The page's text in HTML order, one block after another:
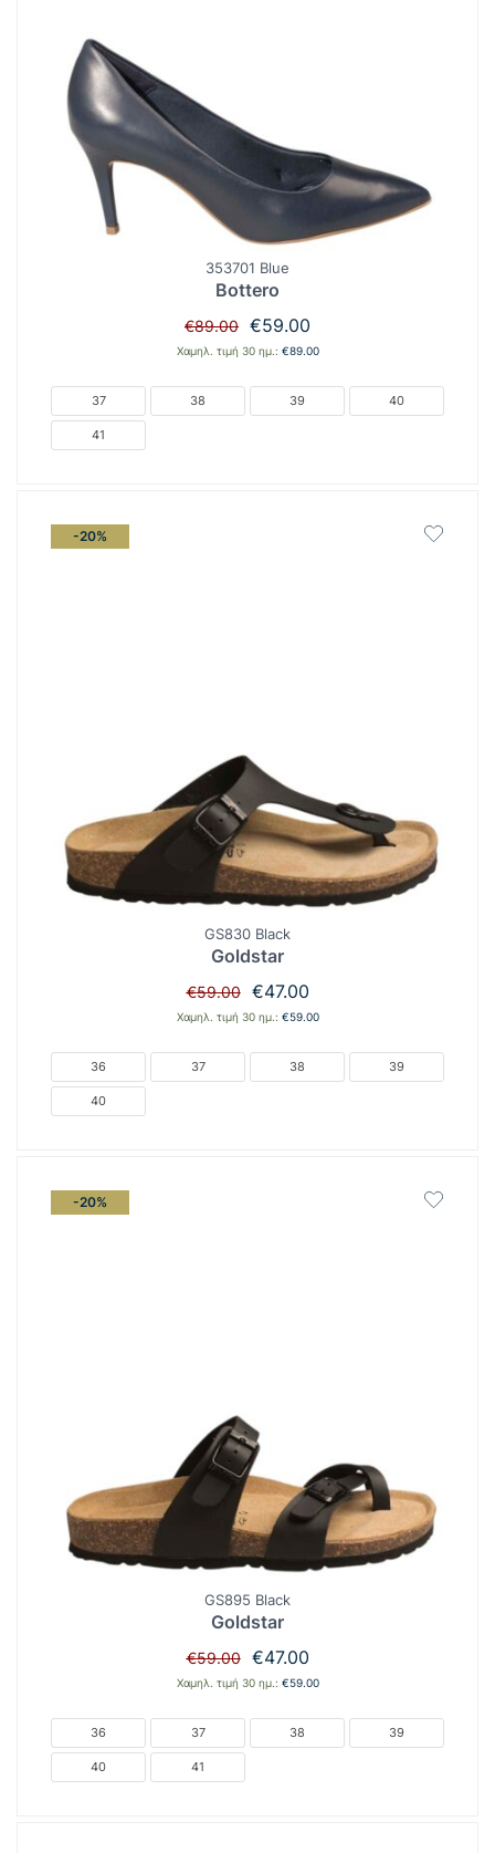
353701 Blue
Bottero
€89.00 Original
price
€89.00.
€59.00
τρέχουσα
€59.00.
Χαμηλ. τιμή 30 ημ.: €89.00
37 38 39 40
41
-20%
GS830 Black
Goldstar
€59.00
Original
price
€59.00.
€47.00Η
τρέχουσα
€47.00.
Χαμηλ. τιμή 30 ημ.: €59.00
36 37 38 39
40
-20%
GS895 Black
Goldstar
€59.00
Original
price
€59.00.
€47.00Η
τρέχουσα
€47.00.
Χαμηλ. τιμή 30 ημ.: €59.00
36 37 38 39
40 41